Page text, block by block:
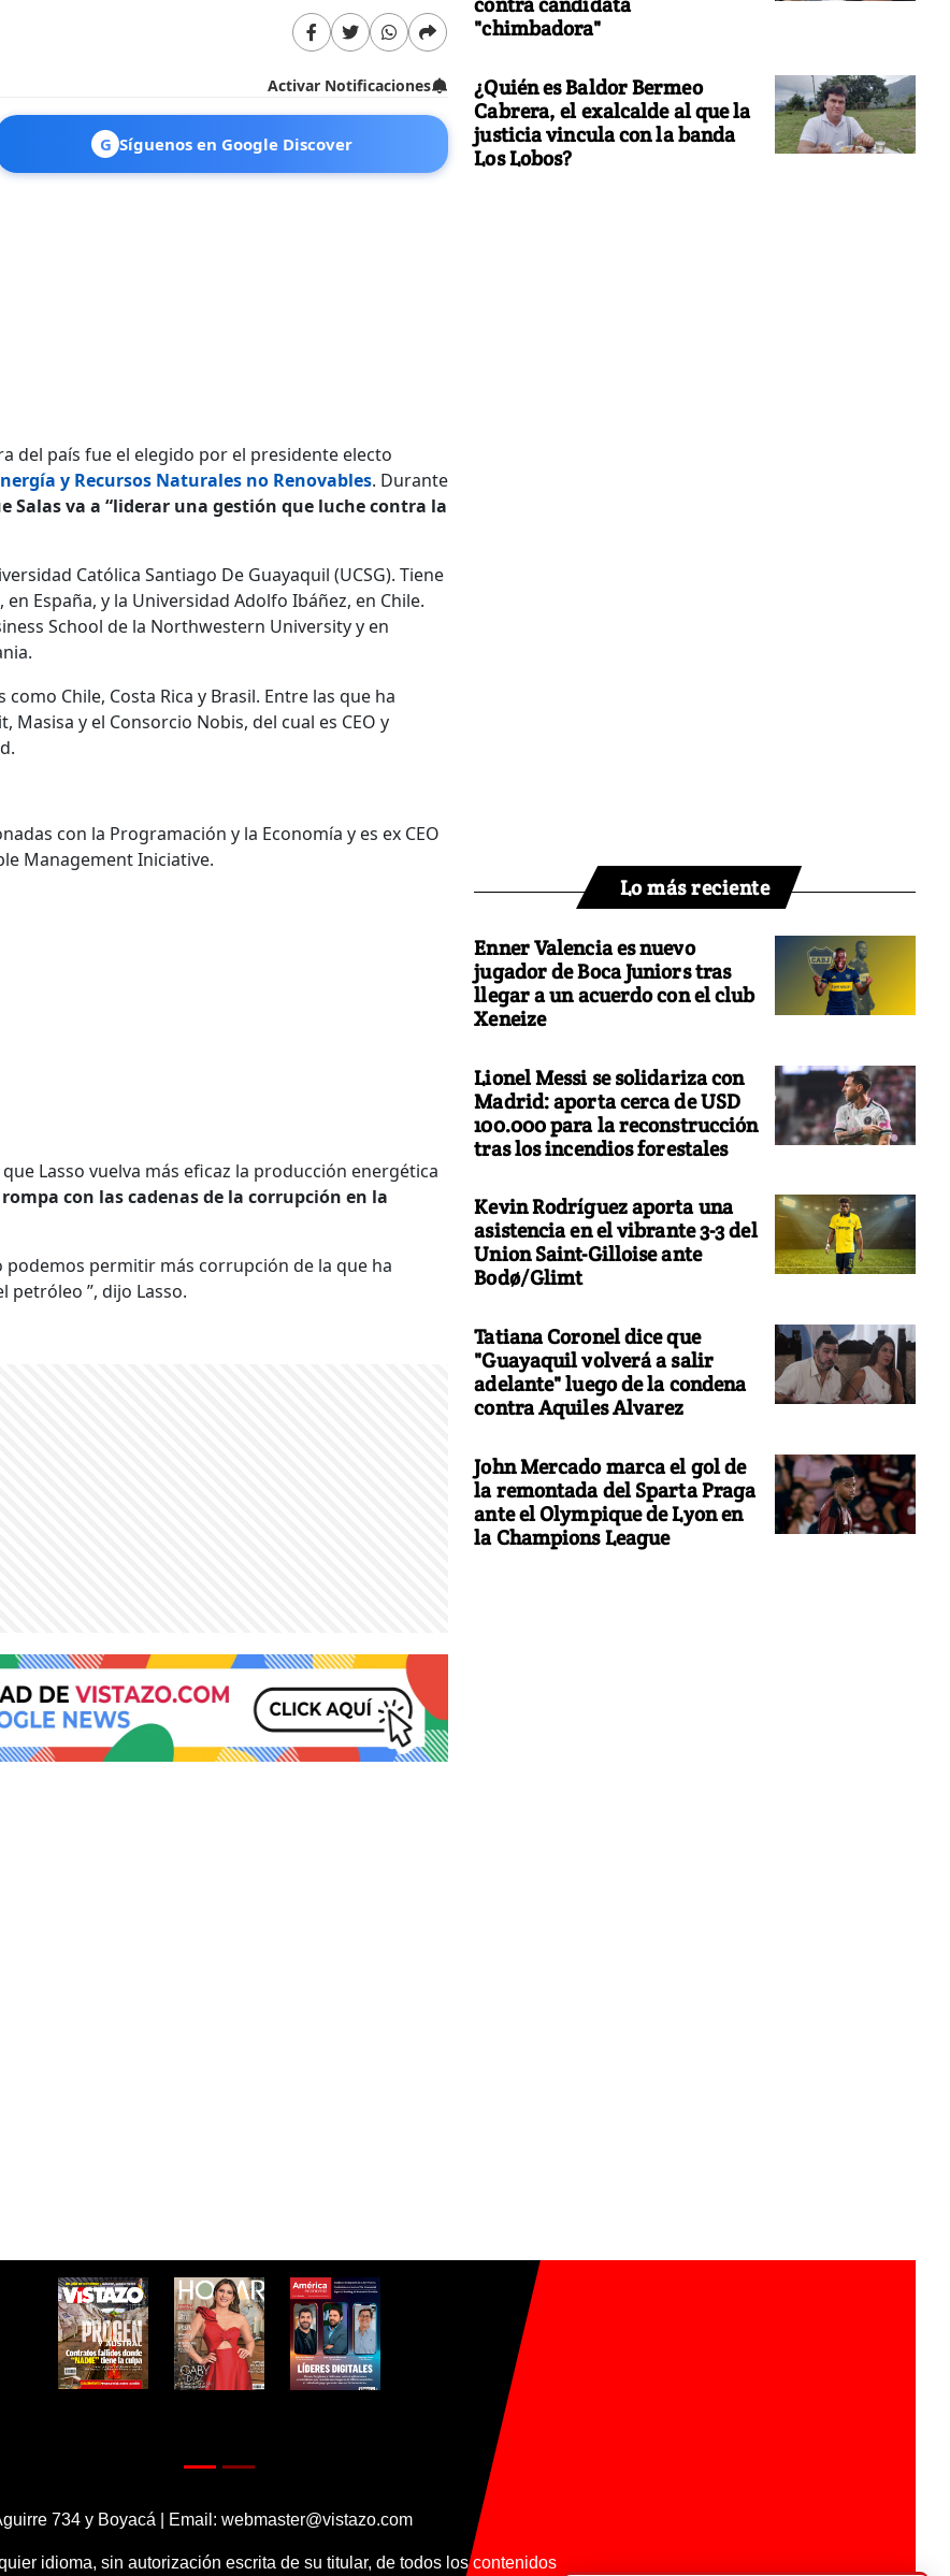
Activar Notificaciones
G Síguenos en Google Discover
del país fue el elegido por el presidente electo
y Recursos Naturales no Renovables. Durante
Salas va a “liderar una gestión que luche contra la
Católica Santiago De Guayaquil (UCSG). Tiene
España, y la Universidad Adolfo Ibáñez, en Chile.
School de la Northwestern University y en
Chile, Costa Rica y Brasil. Entre las que ha
y el Consorcio Nobis, del cual es CEO y
con la Programación y la Economía y es ex CEO
Management Iniciative.
Lasso vuelva más eficaz la producción energética
rompa con las cadenas de la corrupción en la
podemos permitir más corrupción de la que ha
petróleo ”, dijo Lasso.
"chimbadora"
¿Quién es Baldor Bermeo
Cabrera, el exalcalde al que la
justicia vincula con la banda
Los Lobos?
Lo más reciente
Enner Valencia es nuevo
jugador de Boca Juniors tras
llegar a un acuerdo con el club
Xeneize
Lionel Messi se solidariza con
Madrid: aporta cerca de USD
100.000 para la reconstrucción
tras los incendios forestales
Kevin Rodríguez aporta una
asistencia en el vibrante 3-3 del
Union Saint-Gilloise ante
Bodø/Glimt
Tatiana Coronel dice que
"Guayaquil volverá a salir
adelante" luego de la condena
contra Aquiles Alvarez
John Mercado marca el gol de
la remontada del Sparta Praga
ante el Olympique de Lyon en
la Champions League
734 y Boyacá | Email: webmaster@vistazo.com
idioma, sin autorización escrita de su titular, de todos los contenidos